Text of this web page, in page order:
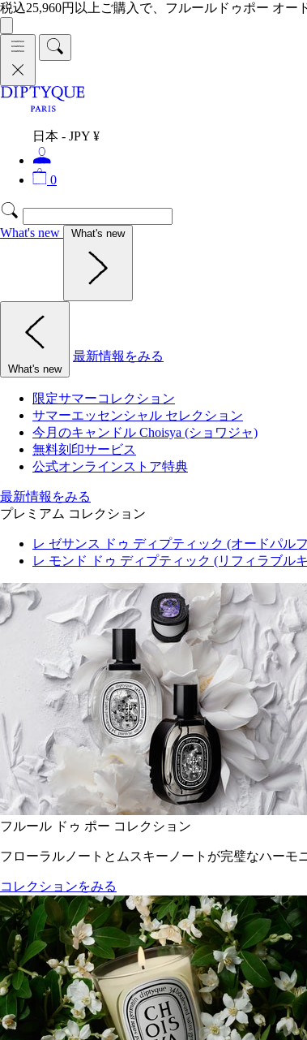
税込25,960円以上ご購入で、フルールドゥポー オー
日本 - JPY ¥
0
What's new What's new
What's new
最新情報をみる
限定サマーコレクション
サマーエッセンシャル セレクション
今月のキャンドル Choisya (ショワジャ)
無料刻印サービス
公式オンラインストア特典
最新情報をみる
プレミアム コレクション
レ ゼサンス ドゥ ディプティック (オードパル
レ モンド ドゥ ディプティック (リフィラブル
フルール ドゥ ポー コレクション
フローラルノートとムスキーノートが完璧なハーモ
コレクションをみる